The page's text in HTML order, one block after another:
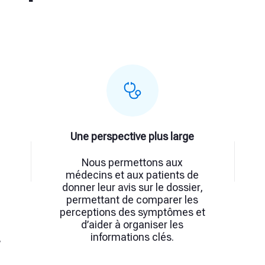
Une perspective plus large
Nous permettons aux
médecins et aux patients de
donner leur avis sur le dossier,
permettant de comparer les
perceptions des symptômes et
d’aider à organiser les
informations clés.